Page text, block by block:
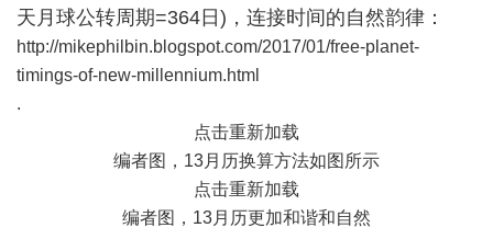
天月球公转周期=364日)，连接时间的自然韵律：
http://mikephilbin.blogspot.com/2017/01/free-planet-
timings-of-new-millennium.html
.
点击重新加载
编者图，13月历换算方法如图所示
点击重新加载
编者图，13月历更加和谐和自然